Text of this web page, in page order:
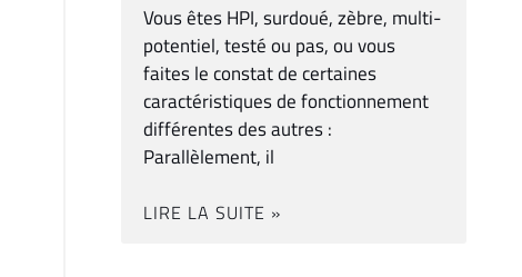
Vous êtes HPI, surdoué, zèbre, multi-
potentiel, testé ou pas, ou vous
faites le constat de certaines
caractéristiques de fonctionnement
différentes des autres :
Parallèlement, il
LIRE LA SUITE »